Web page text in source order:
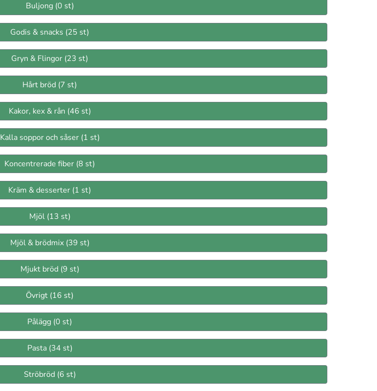
Buljong (0 st)
Godis & snacks (25 st)
Gryn & Flingor (23 st)
Hårt bröd (7 st)
Kakor, kex & rån (46 st)
Kalla soppor och såser (1 st)
Koncentrerade fiber (8 st)
Kräm & desserter (1 st)
Mjöl (13 st)
Mjöl & brödmix (39 st)
Mjukt bröd (9 st)
Övrigt (16 st)
Pålägg (0 st)
Pasta (34 st)
Ströbröd (6 st)